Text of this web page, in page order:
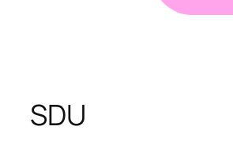
SDU